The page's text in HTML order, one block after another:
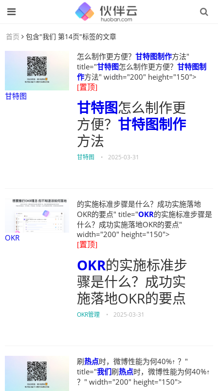
首页 包含"我们 第14页"标签的文章
甘特图
怎么制作更方便？ 甘特图制作方法"
title="甘特图怎么制作更方便？ 甘特图制
作方法" width="200" height="150">
[置顶]
甘特图怎么制作更
方便？ 甘特图制作
方法
甘特图 • 2025-03-31
OKR
的实施标准步骤是什么？成功实施落地
OKR的要点" title="OKR的实施标准步骤是
什么？成功实施落地OKR的要点"
width="200" height="150">
[置顶]
OKR的实施标准步
骤是什么？成功实
施落地OKR的要点
OKR管理 • 2025-03-31
刷热点时，微博性能为何40%↑ ？"
title="我们刷热点时，微博性能为何40%↑
？" width="200" height="150">